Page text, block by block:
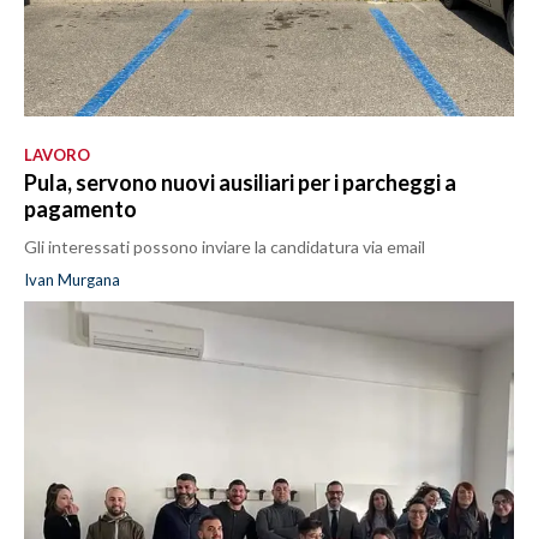
LAVORO
Pula, servono nuovi ausiliari per i parcheggi a
pagamento
Gli interessati possono inviare la candidatura via email
Ivan Murgana